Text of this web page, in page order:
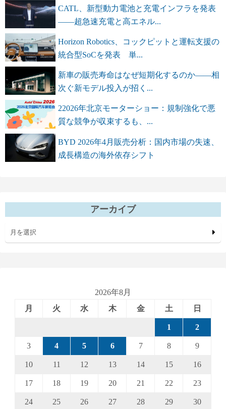
CATL、新型動力電池と充電インフラを発表
――超急速充電と高エネル...
Horizon Robotics、コックピットと運転支援の
統合型SoCを発表 単...
新車の販売寿命はなぜ短期化するのか――相
次ぐ新モデル投入が招く...
22026年北京モーターショー：規制強化で悪
質な競争が収束するも、...
BYD 2026年4月販売分析：国内市場の失速、
成長構造の海外依存シフト
アーカイブ
月を選択
2026年8月
月
火 水 木 金 土 日
1 2
3 4 5 6 7 8 9
10 11 12 13 14 15 16
17 18 19 20 21 22 23
24 25 26 27 28 29 30